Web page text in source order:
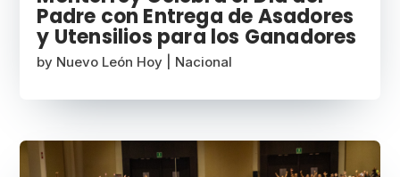
Padre con Entrega de Asadores
y Utensilios para los Ganadores
by Nuevo León Hoy Nacional